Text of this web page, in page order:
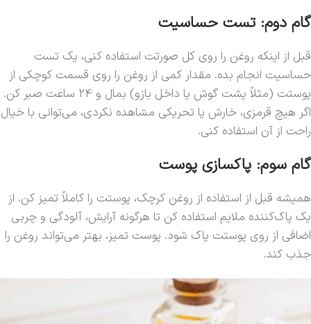
گام دوم: تست حساسیت
قبل از اینکه روغن را روی کل صورتت استفاده کنی، یک تست
حساسیت انجام بده. مقدار کمی از روغن را روی قسمت کوچکی از
پوستت (مثلاً پشت گوش یا داخل بازو) بمال و 24 ساعت صبر کن.
اگر هیچ قرمزی، خارش یا تحریکی مشاهده نکردی، می‌توانی با خیال
راحت از آن استفاده کنی.
گام سوم: پاکسازی پوست
همیشه قبل از استفاده از روغن کرچک، پوستت را کاملاً تمیز کن. از
یک پاک‌کننده ملایم استفاده کن تا هرگونه آرایش، آلودگی و چربی
اضافی از روی پوستت پاک شود. پوست تمیز، بهتر می‌تواند روغن را
جذب کند.